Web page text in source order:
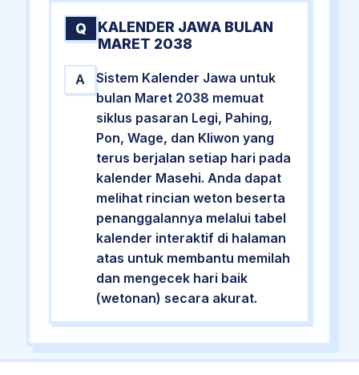
Q
KALENDER JAWA BULAN
MARET 2038
A
Sistem Kalender Jawa untuk
bulan Maret 2038 memuat
siklus pasaran Legi, Pahing,
Pon, Wage, dan Kliwon yang
terus berjalan setiap hari pada
kalender Masehi. Anda dapat
melihat rincian weton beserta
penanggalannya melalui tabel
kalender interaktif di halaman
atas untuk membantu memilah
dan mengecek hari baik
(wetonan) secara akurat.